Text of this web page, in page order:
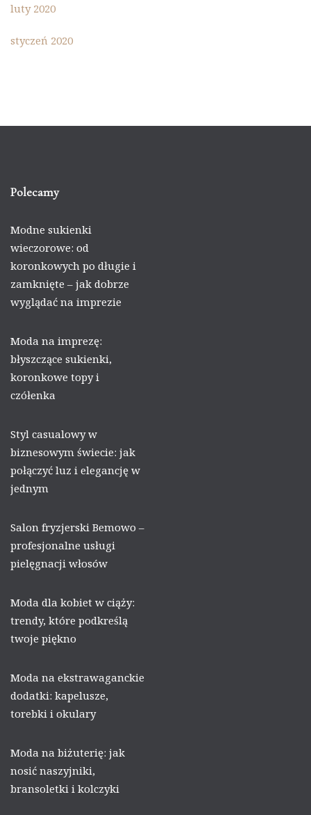
luty 2020
styczeń 2020
Polecamy
Modne sukienki
wieczorowe: od
koronkowych po długie i
zamknięte – jak dobrze
wyglądać na imprezie
Moda na imprezę:
błyszczące sukienki,
koronkowe topy i
czółenka
Styl casualowy w
biznesowym świecie: jak
połączyć luz i elegancję w
jednym
Salon fryzjerski Bemowo –
profesjonalne usługi
pielęgnacji włosów
Moda dla kobiet w ciąży:
trendy, które podkreślą
twoje piękno
Moda na ekstrawaganckie
dodatki: kapelusze,
torebki i okulary
Moda na biżuterię: jak
nosić naszyjniki,
bransoletki i kolczyki